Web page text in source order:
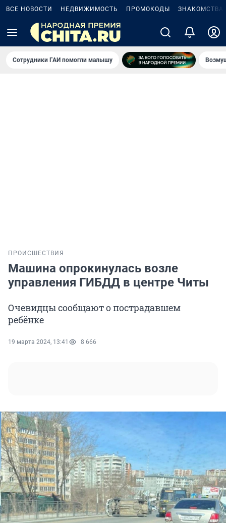
ВСЕ НОВОСТИ НЕДВИЖИМОСТЬ ПРОМОКОДЫ ЗНАКОМСТВА
Сотрудники ГАИ помогли малышу
ПРОИСШЕСТВИЯ
Машина опрокинулась возле
управления ГИБДД в центре Читы
Очевидцы сообщают о пострадавшем
ребёнке
19 марта 2024, 13:41 8 666